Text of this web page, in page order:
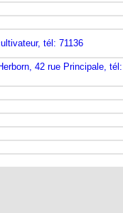
tél: 71136
42 rue Principale,